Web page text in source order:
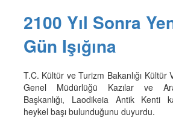
2100 Yıl Sonra
Gün Işığına
T.C. Kültür ve Turizm Bakanlığı Kültür
Genel Müdürlüğü Kazılar ve
Başkanlığı, Laodikeia Antik Kenti
heykel başı bulunduğunu duyurdu.